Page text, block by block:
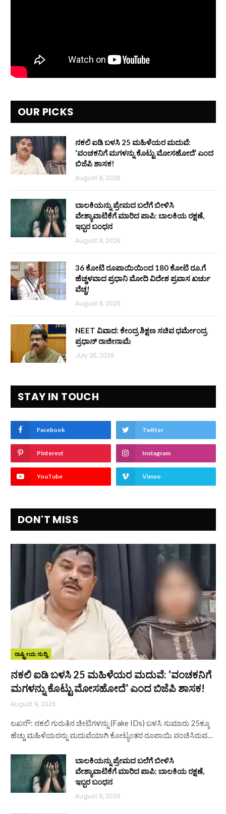
OUR PICKS
ನಕಲಿ ಐಡಿ ಬಳಸಿ 25 ಮಹಿಳೆಯರ ಮದುವೆ:
‘ವಂಚಕನಿಗೆ ಮಗಳನ್ನು ಕೊಟ್ಟು ಮೋಸಹೋದೆ’ ಎಂದ
ಬಿಜೆಪಿ ಶಾಸಕ!
August 9, 2026
ಬಾಲಕಿಯನ್ನು ಪ್ರೇಮದ ಬಲೆಗೆ ಬೀಳಿಸಿ
ವೇಶ್ಯಾವಾಟಿಕೆಗೆ ಮಾರಿದ ಪಾಪಿ: ಬಾಲಕಿಯ ರಕ್ಷಣೆ,
ಇಬ್ಬರ ಬಂಧನ
August 9, 2026
36 ಕೋಟಿ ರೂಪಾಯಿಯಿಂದ 180 ಕೋಟಿ ರೂ.ಗೆ
ಹೆಚ್ಚಳವಾದ ಪ್ರಧಾನಿ ಮೋದಿ ವಿದೇಶ ಪ್ರವಾಸ ಖರ್ಚು
ವೆಚ್ಚ!
August 8, 2026
NEET ವಿವಾದ: ಕೇಂದ್ರ ಶಿಕ್ಷಣ ಸಚಿವ ಧರ್ಮೇಂದ್ರ
ಪ್ರಧಾನ್ ರಾಜೀನಾಮೆ
July 25, 2026
STAY IN TOUCH
Facebook Twitter
Pinterest Instagram
YouTube Vimeo
DON'T MISS
ರಾಷ್ಟ್ರೀಯ ಸುದ್ದಿ
ನಕಲಿ ಐಡಿ ಬಳಸಿ 25 ಮಹಿಳೆಯರ ಮದುವೆ: ‘ವಂಚಕನಿಗೆ
ಮಗಳನ್ನು ಕೊಟ್ಟು ಮೋಸಹೋದೆ’ ಎಂದ ಬಿಜೆಪಿ ಶಾಸಕ!
August 9, 2026
ಲಖನೌ: ನಕಲಿ ಗುರುತಿನ ಚೀಟಿಗಳನ್ನು (Fake IDs) ಬಳಸಿ ಸುಮಾರು 25ಕ್ಕೂ
ಹೆಚ್ಚು ಮಹಿಳೆಯರನ್ನು ಮದುವೆಯಾಗಿ ಕೋಟ್ಯಂತರ ರೂಪಾಯಿ ವಂಚಿಸಿರುವ…
ಬಾಲಕಿಯನ್ನು ಪ್ರೇಮದ ಬಲೆಗೆ ಬೀಳಿಸಿ
ವೇಶ್ಯಾವಾಟಿಕೆಗೆ ಮಾರಿದ ಪಾಪಿ: ಬಾಲಕಿಯ ರಕ್ಷಣೆ,
ಇಬ್ಬರ ಬಂಧನ
August 9, 2026